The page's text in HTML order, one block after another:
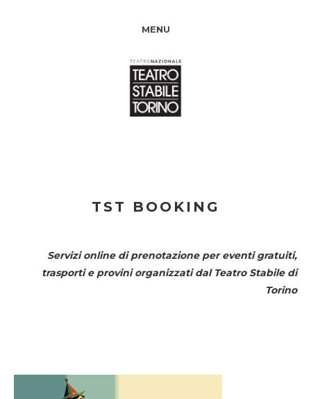
MENU
TST BOOKING
Servizi online di prenotazione per eventi gratuiti,
trasporti e provini organizzati dal Teatro Stabile di
Torino